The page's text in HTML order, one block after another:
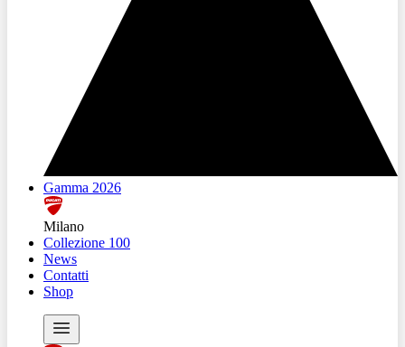
Gamma 2026
Milano
Collezione 100
News
Contatti
Shop